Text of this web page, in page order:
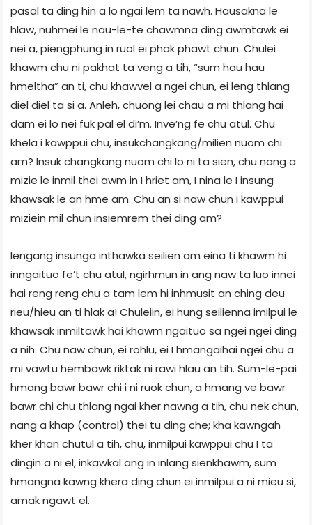
pasal ta ding hin a lo ngai lem ta nawh. Hausakna le
hlaw, nuhmei le nau-le-te chawmna ding awmtawk ei
nei a, piengphung in ruol ei phak phawt chun. Chulei
khawm chu ni pakhat ta veng a tih, “sum hau hau
hmeltha” an ti, chu khawvel a ngei chun, ei leng thlang
diel diel ta si a. Anleh, chuong lei chau a mi thlang hai
dam ei lo nei fuk pal el di’m. Inve’ng fe chu atul. Chu
khela i kawppui chu, insukchangkang/milien nuom chi
am? Insuk changkang nuom chi lo ni ta sien, chu nang a
mizie le inmil thei awm in I hriet am, I nina le I insung
khawsak le an hme am. Chu an si naw chun i kawppui
miziein mil chun insiemrem thei ding am?
Iengang insunga inthawka seilien am eina ti khawm hi
inngaituo fe’t chu atul, ngirhmun in ang naw ta luo innei
hai reng reng chu a tam lem hi inhmusit an ching deu
rieu/hieu an ti hlak a! Chuleiin, ei hung seilienna imilpui le
khawsak inmiltawk hai khawm ngaituo sa ngei ngei ding
a nih. Chu naw chun, ei rohlu, ei I hmangaihai ngei chu a
mi vawtu hembawk riktak ni rawi hlau an tih. Sum-le-pai
hmang bawr bawr chi i ni ruok chun, a hmang ve bawr
bawr chi chu thlang ngai kher nawng a tih, chu nek chun,
nang a khap (control) thei tu ding che; kha kawngah
kher khan chutul a tih, chu, inmilpui kawppui chu I ta
dingin a ni el, inkawkal ang in inlang sienkhawm, sum
hmangna kawng khera ding chun ei inmilpui a ni mieu si,
amak ngawt el.